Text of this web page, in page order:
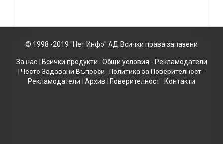
© 1998 -2019 "Нет Инфо" АД Всички права запазени
За нас| Всички продукти
Общи условия - Рекламодатели
Често Задавани Въпроси
Политика за Поверителност -
Рекламодатели
Архив Поверителност Контакти